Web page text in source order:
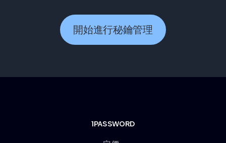
開始進行秘鑰管理
1PASSWORD